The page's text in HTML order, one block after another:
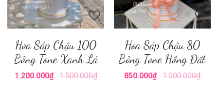
Hoa Sáp Chậu 100
Bông Tone Xanh Lá
1.200.000₫ 1.500.000₫
Hoa Sáp Chậu 80
Bông Tone Hồng Đất
850.000₫ 1.000.000₫